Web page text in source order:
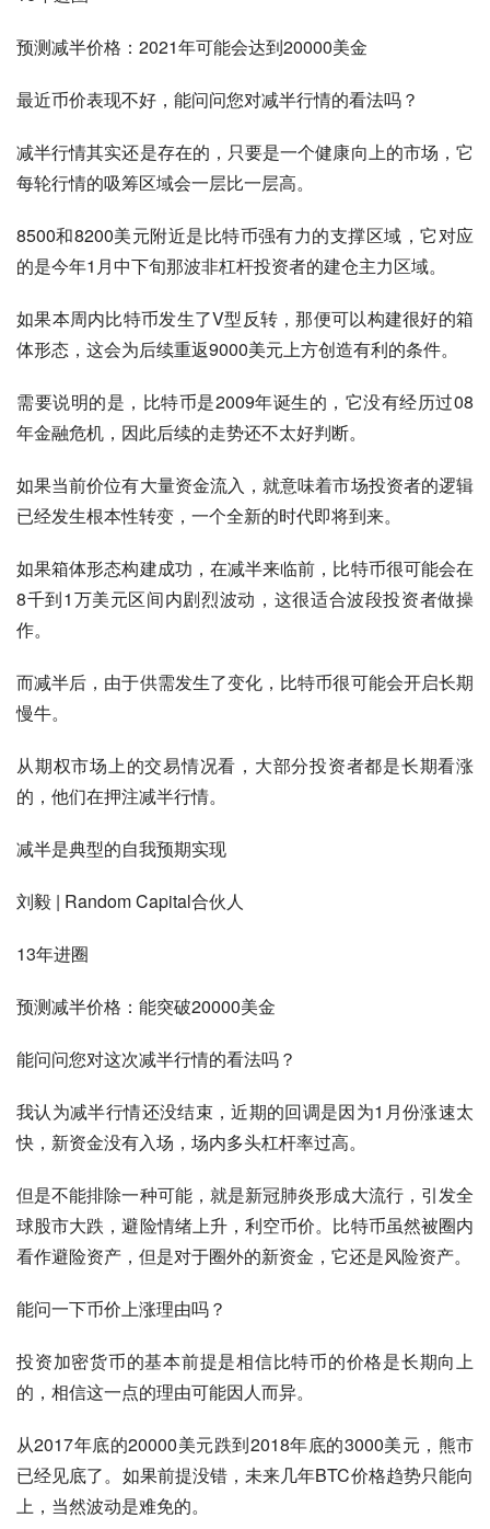
预测减半价格：2021年可能会达到20000美金
最近币价表现不好，能问问您对减半行情的看法吗？
减半行情其实还是存在的，只要是一个健康向上的市场，它
每轮行情的吸筹区域会一层比一层高。
8500和8200美元附近是比特币强有力的支撑区域，它对应
的是今年1月中下旬那波非杠杆投资者的建仓主力区域。
如果本周内比特币发生了V型反转，那便可以构建很好的箱
体形态，这会为后续重返9000美元上方创造有利的条件。
需要说明的是，比特币是2009年诞生的，它没有经历过08
年金融危机，因此后续的走势还不太好判断。
如果当前价位有大量资金流入，就意味着市场投资者的逻辑
已经发生根本性转变，一个全新的时代即将到来。
如果箱体形态构建成功，在减半来临前，比特币很可能会在
8千到1万美元区间内剧烈波动，这很适合波段投资者做操
作。
而减半后，由于供需发生了变化，比特币很可能会开启长期
慢牛。
从期权市场上的交易情况看，大部分投资者都是长期看涨
的，他们在押注减半行情。
减半是典型的自我预期实现
刘毅 | Random Capital合伙人
13年进圈
预测减半价格：能突破20000美金
能问问您对这次减半行情的看法吗？
我认为减半行情还没结束，近期的回调是因为1月份涨速太
快，新资金没有入场，场内多头杠杆率过高。
但是不能排除一种可能，就是新冠肺炎形成大流行，引发全
球股市大跌，避险情绪上升，利空币价。比特币虽然被圈内
看作避险资产，但是对于圈外的新资金，它还是风险资产。
能问一下币价上涨理由吗？
投资加密货币的基本前提是相信比特币的价格是长期向上
的，相信这一点的理由可能因人而异。
从2017年底的20000美元跌到2018年底的3000美元，熊市
已经见底了。如果前提没错，未来几年BTC价格趋势只能向
上，当然波动是难免的。